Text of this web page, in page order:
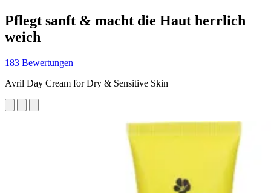
Pflegt sanft & macht die Haut herrlich
weich
183 Bewertungen
Avril Day Cream for Dry & Sensitive Skin